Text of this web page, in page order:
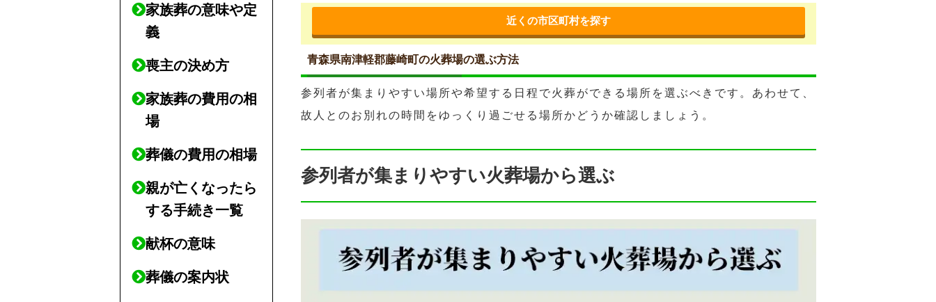
近くの市区町村を探す
青森県南津軽郡藤崎町の火葬場の選ぶ方法
参列者が集まりやすい場所や希望する日程で火葬ができる場所を選ぶべきです。あわせて、
故人とのお別れの時間をゆっくり過ごせる場所かどうか確認しましょう。
参列者が集まりやすい火葬場から選ぶ
家族葬の意味や定
義
喪主の決め方
家族葬の費用の相
場
葬儀の費用の相場
親が亡くなったら
する手続き一覧
献杯の意味
葬儀の案内状